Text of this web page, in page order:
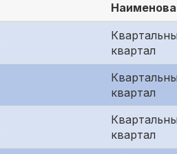
квартал
квартал
квартал